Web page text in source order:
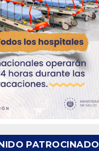
PATROCINADO